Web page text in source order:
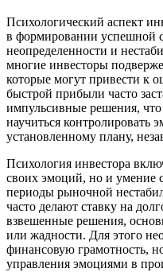
Психологический аспект
в формировании успешной
неопределенности и
многие инвесторы
которые могут привести к
быстрой прибыли часто
импульсивные решения,
научиться контролировать
установленному плану,
Психология инвестора
своих эмоций, но и умение
периоды рыночной
часто делают ставку на
взвешенные решения,
или жадности. Для этого
финансовую грамотность,
управления эмоциями в